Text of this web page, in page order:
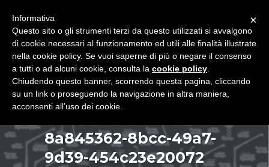
8a845362-8bcc-49a7-
9d39-454c23e20072
×
Informativa
Questo sito o gli strumenti terzi da questo utilizzati si avvalgono
di cookie necessari al funzionamento ed utili alle finalità illustrate
nella cookie policy. Se vuoi saperne di più o negare il consenso
a tutti o ad alcuni cookie, consulta la cookie policy
Chiudendo questo banner, scorrendo questa pagina, cliccando
su un link o proseguendo la navigazione in altra maniera,
acconsenti all’uso dei cookie.